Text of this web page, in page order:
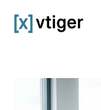
vtiger CRM